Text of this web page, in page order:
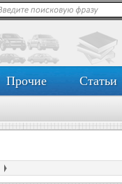
Прочие Статьи